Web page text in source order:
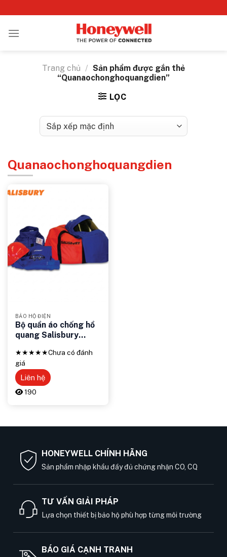
qua
nội
Trang chủ / Sản phẩm được gắn thẻ
“Quanaochonghoquangdien”
LỌC
Quanaochonghoquangdien
BẢO HỘ ĐIỆN
Bộ quần áo chống hồ
quang Salisbury
bảo vệ an toàn từ
Salisbury
★★★★★Chưa có đánh
giá
Liên hệ
190
HONEYWELL CHÍNH HÃNG
Sản phẩm nhập khẩu đầy đủ chứng nhận CO, CQ
TƯ VẤN GIẢI PHÁP
Lựa chọn thiết bị bảo hộ phù hợp từng môi trường
BÁO GIÁ CẠNH TRANH